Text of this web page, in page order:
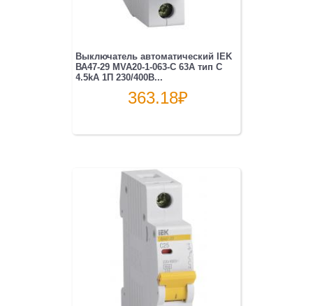
Выключатель автоматический IEK
ВА47-29 MVA20-1-063-C 63A тип C
4.5kA 1П 230/400В...
363.18₽